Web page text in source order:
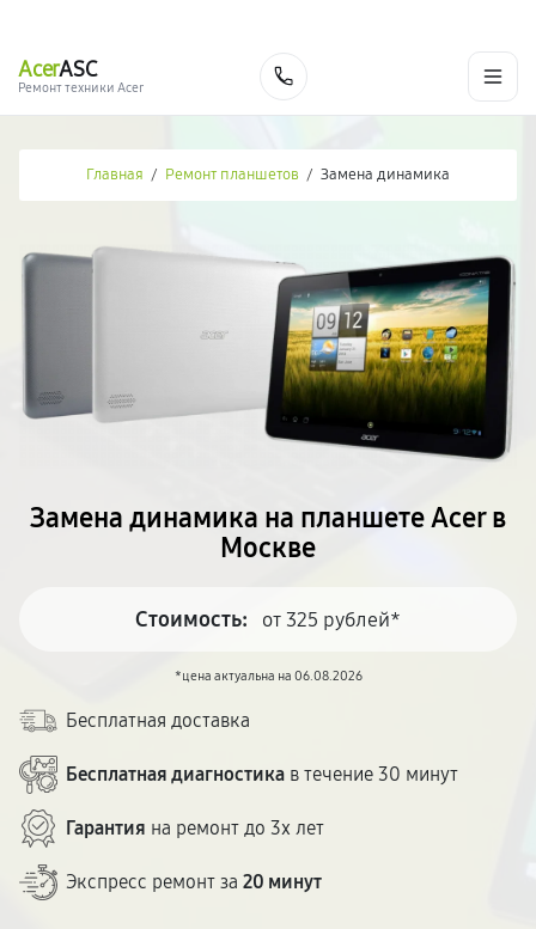
AcerASC
Ремонт техники Acer
Главная / Ремонт планшетов / Замена динамика
Замена динамика на планшете Acer в
Москве
Стоимость: от 325 рублей*
*цена актуальна на 06.08.2026
Бесплатная доставка
Бесплатная диагностика в течение 30 минут
Гарантия на ремонт до 3х лет
Экспресс ремонт за 20 минут